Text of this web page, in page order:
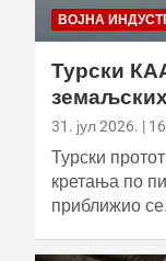
ВОЈНА
Турски
31. јул 2026. |
Турски
кретања по
приближио